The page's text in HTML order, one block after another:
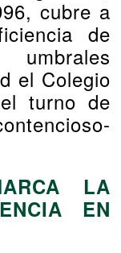
cubre a
de
el Colegio
turno de
LA
EN